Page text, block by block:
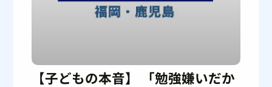
【子どもの本音】 「勉強嫌いだか